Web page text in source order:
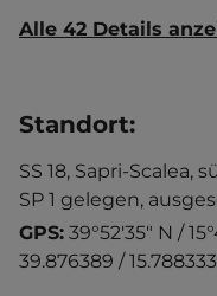
Alle 42 Details
Standort:
SS 18, Sapri-Scalea,
SP 1 gelegen,
GPS: 39°52'35" N /
39.876389 / 15.788333